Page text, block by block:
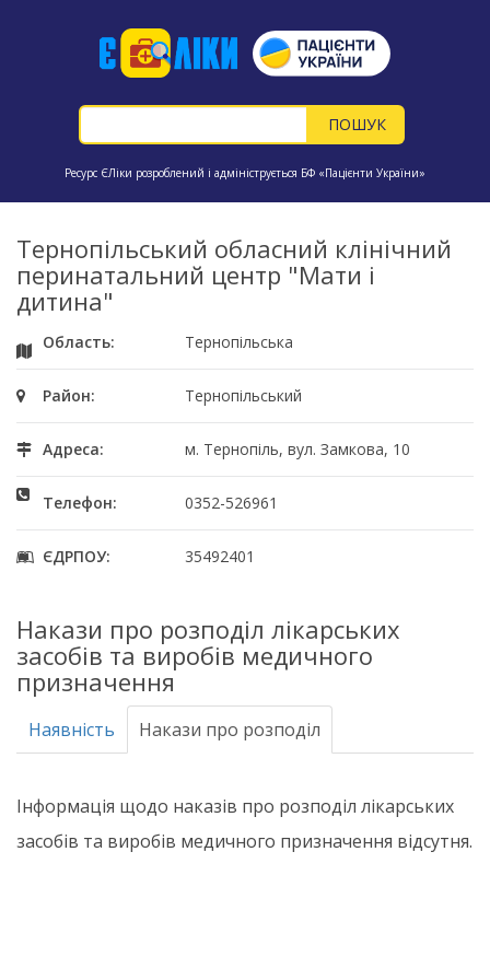
Ресурс ЄЛіки розроблений і адмініструється БФ «Пацієнти України»
Тернопільський обласний клінічний
перинатальний центр "Мати і
дитина"
Область: Тернопільська
Район: Тернопільський
Адреса: м. Тернопіль, вул. Замкова, 10
Телефон: 0352-526961
ЄДРПОУ: 35492401
Накази про розподіл лікарських
засобів та виробів медичного
призначення
Наявність Накази про розподіл
Інформація щодо наказів про розподіл лікарських
засобів та виробів медичного призначення відсутня.